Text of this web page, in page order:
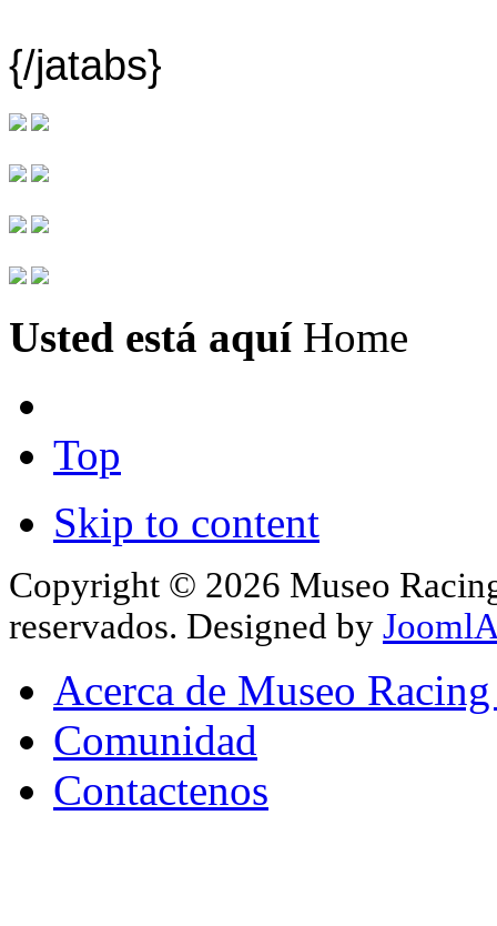
{/jatabs}
Usted está aquí Home
Top
Skip to content
Copyright © 2026 Museo
reservados. Designed by
Acerca de Museo
Comunidad
Contactenos